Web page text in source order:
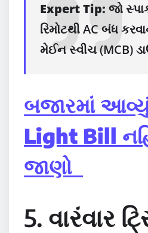
Expert Tip: જો
રિમોટથી AC બંધ
મેઈન સ્વીચ (MCB)
બજારમાં
Light Bill
જાણો
5. વારંવાર